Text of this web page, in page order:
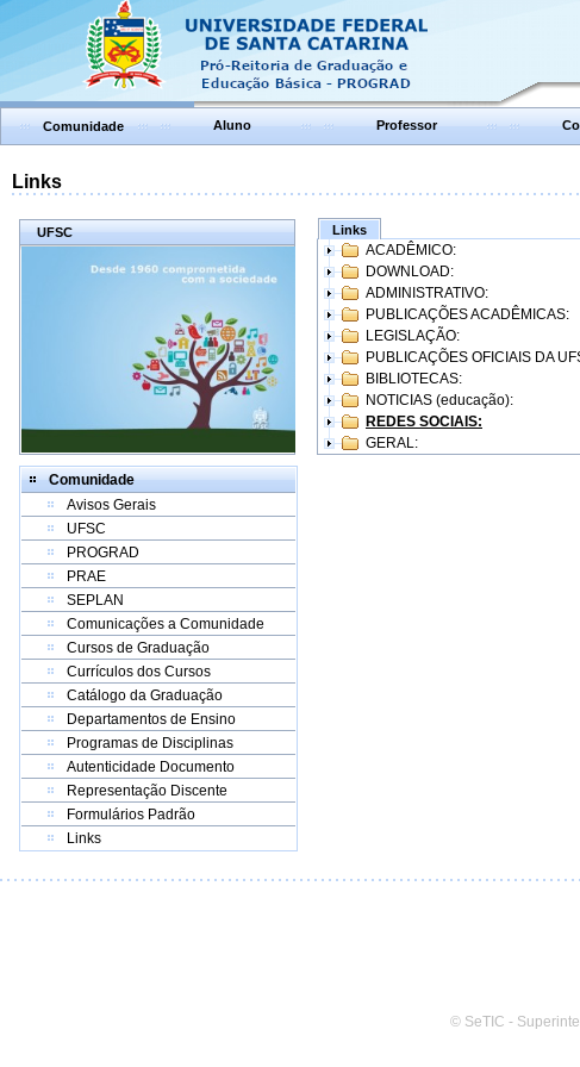
Comunidade Aluno Professor
Links
UFSC
Comunidade
Avisos Gerais
UFSC
PROGRAD
PRAE
SEPLAN
Comunicações a Comunidade
Cursos de Graduação
Currículos dos Cursos
Catálogo da Graduação
Departamentos de Ensino
Programas de Disciplinas
Autenticidade Documento
Representação Discente
Formulários Padrão
Links
Links
ACADÊMICO:
DOWNLOAD:
ADMINISTRATIVO:
PUBLICAÇÕES ACADÊMICAS:
LEGISLAÇÃO:
PUBLICAÇÕES OFICIAIS DA
BIBLIOTECAS:
NOTICIAS (educação):
REDES SOCIAIS:
GERAL:
© SeTIC -